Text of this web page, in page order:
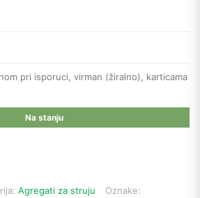
pri isporuci, virman (žiralno), karticama
Na stanju
Agregati za struju Oznake: